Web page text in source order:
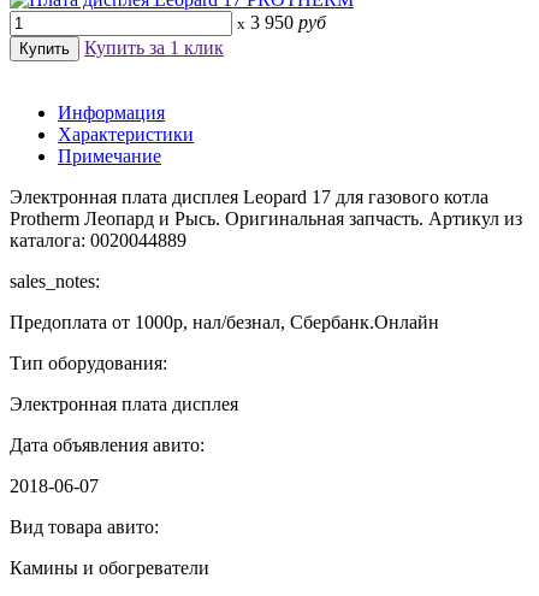
x 3 950 руб
Купить за 1 клик
Информация
Характеристики
Примечание
Электронная плата дисплея Leopard 17 для газового котла
Protherm Леопард и Рысь. Оригинальная запчасть. Артикул из
каталога: 0020044889
sales_notes:
Предоплата от 1000р, нал/безнал, Сбербанк.Онлайн
Тип оборудования:
Электронная плата дисплея
Дата объявления авито:
2018-06-07
Вид товара авито:
Камины и обогреватели